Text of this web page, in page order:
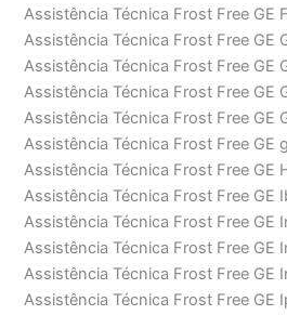
Assistência Técnica Frost Free GE
Assistência Técnica Frost Free GE
Assistência Técnica Frost Free GE
Assistência Técnica Frost Free GE
Assistência Técnica Frost Free GE
Assistência Técnica Frost Free GE
Assistência Técnica Frost Free GE
Assistência Técnica Frost Free GE
Assistência Técnica Frost Free GE
Assistência Técnica Frost Free GE
Assistência Técnica Frost Free GE
Assistência Técnica Frost Free GE